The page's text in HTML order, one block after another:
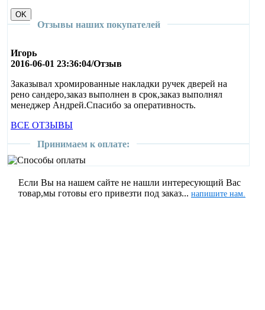
Отзывы наших покупателей
Игорь
2016-06-01 23:36:04/Отзыв
Заказывал хромированные накладки ручек дверей на
рено сандеро,заказ выполнен в срок,заказ выполнял
менеджер Андрей.Спасибо за оперативность.
ВСЕ ОТЗЫВЫ
Принимаем к оплате:
Если Вы на нашем сайте не нашли интересующий Вас
товар,мы готовы его привезти под заказ... напишите нам.